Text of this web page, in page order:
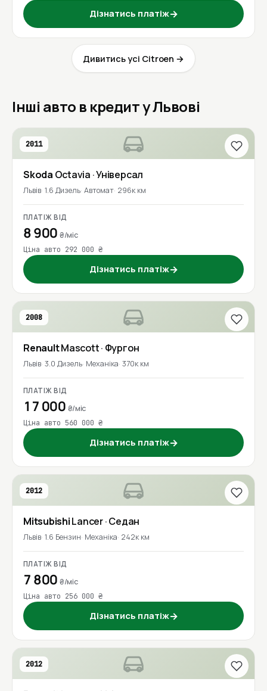
Дізнатись платіж→
Дивитись усі Citroen →
Інші авто в кредит у Львові
2011
Skoda Octavia · Універсал
Львів 1.6 Дизель Автомат 296к км
ПЛАТІЖ ВІД
8 900₴/міс
Ціна авто 292 000 ₴
Дізнатись платіж→
2008
RenaultMascott· Фургон
Львів 3.0 Дизель Механіка 370к км
ПЛАТІЖ ВІД
17 000 ₴/міс
Ціна авто 560 000 ₴
Дізнатись платіж→
2012
MitsubishiLancer· Седан
Львів 1.6 Бензин Механіка 242к км
ПЛАТІЖ ВІД
7 800₴/міс
Ціна авто 256 000 ₴
Дізнатись платіж→
2012